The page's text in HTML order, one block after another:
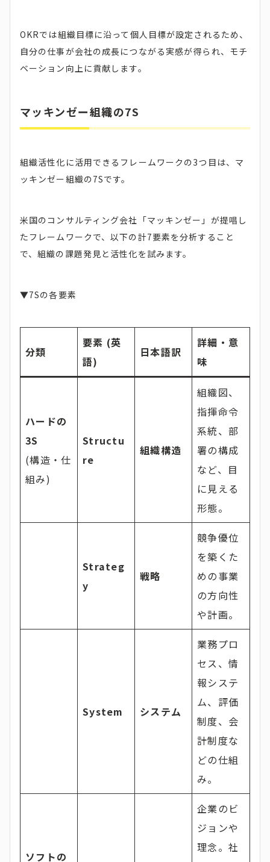
OKRでは組織目標に沿って個人目標が設定されるため、
自分の仕事が会社の成長につながる実感が得られ、モチ
ベーション向上に貢献します。
マッキンゼー組織の7S
組織活性化に活用できるフレームワークの3つ目は、マ
ッキンゼー組織の7Sです。
米国のコンサルティング会社「マッキンゼー」が提唱し
たフレームワークで、以下の計7要素を分析すること
で、組織の課題発見と活性化を試みます。
▼7Sの各要素
分類
要素 (英
語)
日本語訳
詳細・意
味
ハードの
3S
(構造・仕
組み)
Structu
re
組織構造
組織図、
指揮命令
系統、部
署の構成
など、目
に見える
形態。
Strateg
y
戦略
競争優位
を築くた
めの事業
の方向性
や計画。
System システム
業務プロ
セス、情
報システ
ム、評価
制度、会
計制度な
どの仕組
み。
ソフトの
企業のビ
ジョンや
理念。社